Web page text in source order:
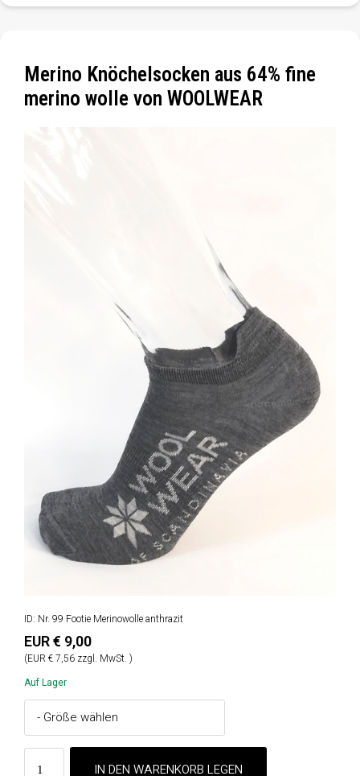
Merino Knöchelsocken aus 64% fine
merino wolle von WOOLWEAR
ID: Nr. 99 Footie Merinowolle anthrazit
EUR € 9,00
(EUR € 7,56 zzgl. MwSt. )
Auf Lager